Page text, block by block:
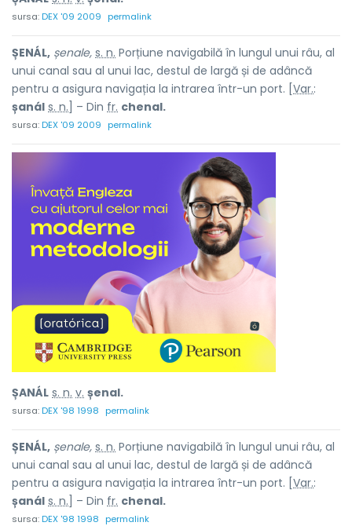
sursa:DEX '09 2009 permalink
ȘENÁL, șenale, s. n. Porțiune navigabilă în lungul unui râu, al
unui canal sau al unui lac, destul de largă și de adâncă
pentru a asigura navigația la intrarea într-un port. [ Var.:
șanál s. n. ] – Din fr. chenal.
sursa:DEX '09 2009 permalink
ȘANÁL s. n. v. șenal.
sursa:DEX '98 1998 permalink
ȘENÁL, șenale, s. n. Porțiune navigabilă în lungul unui râu, al
unui canal sau al unui lac, destul de largă și de adâncă
pentru a asigura navigația la intrarea într-un port. [ Var.:
șanál s. n. ] – Din fr. chenal.
sursa:DEX '98 1998 permalink